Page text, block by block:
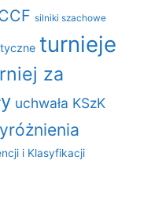
silniki szachowe
turnieje
za
uchwała KSzK
i Klasyfikacji